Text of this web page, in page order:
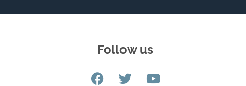
Follow us